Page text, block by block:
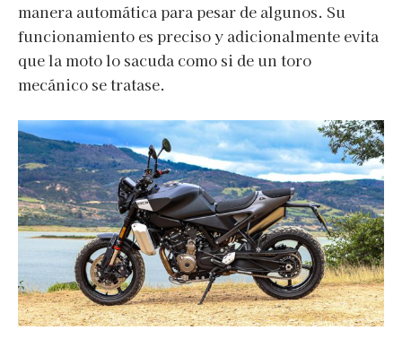
manera automática para pesar de algunos. Su
funcionamiento es preciso y adicionalmente evita
que la moto lo sacuda como si de un toro
mecánico se tratase.